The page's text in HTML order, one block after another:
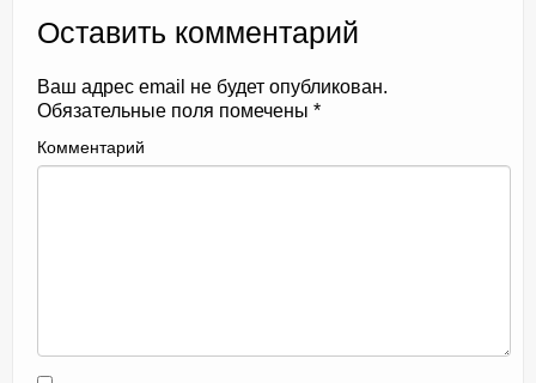
Оставить комментарий
Ваш адрес email не будет опубликован.
Обязательные поля помечены *
Комментарий